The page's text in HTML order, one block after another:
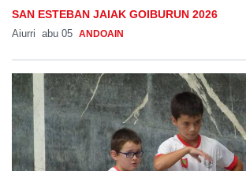
SAN ESTEBAN JAIAK GOIBURUN 2026
Aiurri abu 05 ANDOAIN